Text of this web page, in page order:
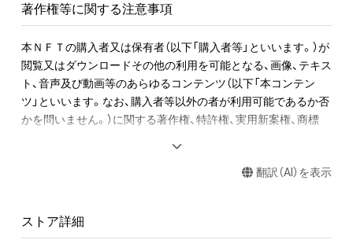
坂本龍一」の場合は、1小節目の1音目のNFTを表す。
音源に関しては下記法則に沿っています。
1. 該当音の切り出しは、右手のトップノートが基準です。
2. 音終わりが欠けてしまう該当音については、2小節分の長さで
書き出しています。
3. 各小節のラストノート（最後の1音）は、次の小節に渡って音が
響いています。切り出した音を小節内の楽譜と同じ正しい位置
WAVデータでは位置を調整し、1秒前に配置しています。
“Merry Christmas Mr. Lawrence” by Ryuichi Sakamoto
著作権等に関する注意事項
本ＮＦＴの購入者又は保有者（以下「購入者等」といいます。）が
閲覧又はダウンロードその他の利用を可能となる、画像、テキス
ト、音声及び動画等のあらゆるコンテンツ（以下「本コンテン
ツ」といいます。なお、購入者等以外の者が利用可能であるか否
かを問いません。）に関する著作権、特許権、実用新案権、商標
冬舎に留保されます。すなわち、本ＮＦＴ又は本コンテンツに
けることを意味しません。
翻訳（AI）を表示
ストア詳細